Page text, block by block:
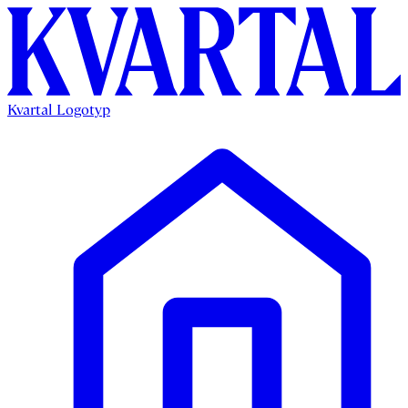
Kvartal Logotyp